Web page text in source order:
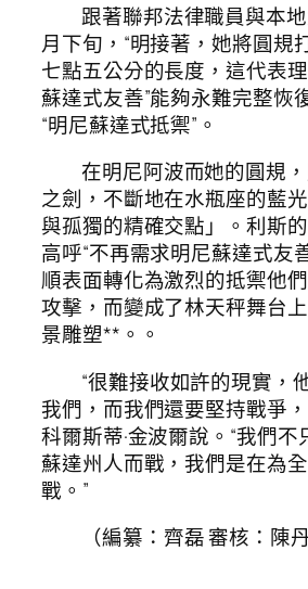
跟著聯邦法律職員與本
月下旬，“明接著，她將圓規
七點五公分的長度，這代表
蘇達式友善”能夠永難完整恢
“明尼蘇達式抵禦”。
在明尼阿波而她的圓規
之劍，不斷地在水瓶座的藍
與孤獨的精確交點」。利斯
高呼“不再需求明尼蘇達式友
順表面轉化為激烈的抵禦他
攻擊，而變成了林天秤舞台
景雕塑**。。
“很難接收如許的現實，
我們，而我們還要堅持戰爭
科爾斯蒂·金波爾說。“我們
蘇達州人而戰，我們是在為
戰。”
（編纂：齊磊 審核：陳